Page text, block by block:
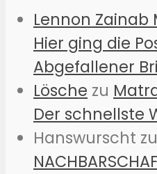
Lennon Zainab
Hier ging die
Abgefallener
Lösche zu
Der schnellste
Hanswurscht zu